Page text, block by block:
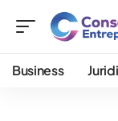
Business